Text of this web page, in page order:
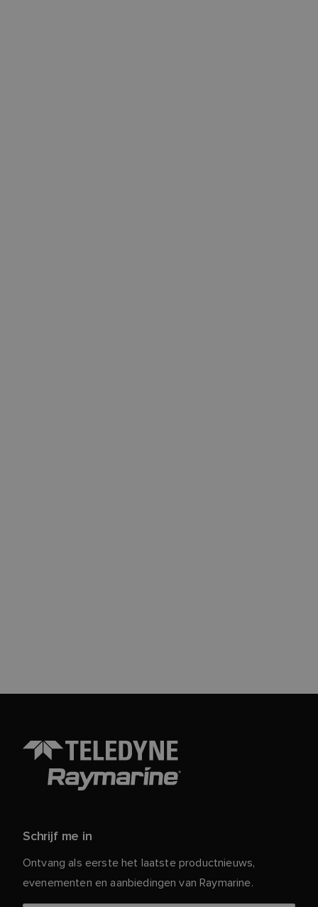
Schrijf me in
Ontvang als eerste het laatste productnieuws,
evenementen en aanbiedingen van Raymarine.